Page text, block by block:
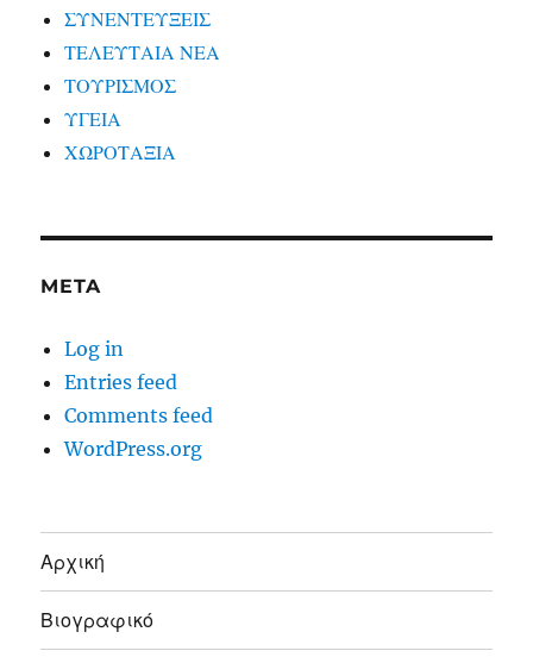
ΣΥΝΕΝΤΕΥΞΕΙΣ
ΤΕΛΕΥΤΑΙΑ ΝΕΑ
ΤΟΥΡΙΣΜΟΣ
ΥΓΕΙΑ
ΧΩΡΟΤΑΞΙΑ
META
Log in
Entries feed
Comments feed
WordPress.org
Αρχική
Βιογραφικό